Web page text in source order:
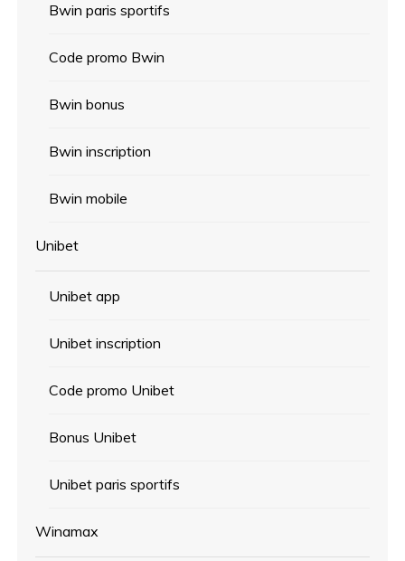
Bwin paris sportifs
Code promo Bwin
Bwin bonus
Bwin inscription
Bwin mobile
Unibet
Unibet app
Unibet inscription
Code promo Unibet
Bonus Unibet
Unibet paris sportifs
Winamax